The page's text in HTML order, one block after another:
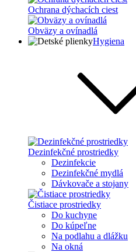
Ochrana dýchacích ciest
Obväzy a ovínadlá
Hygiena
Dezinfekčné prostriedky
Dezinfekcie
Dezinfekčné mydlá
Dávkovače a stojany
Čistiace prostriedky
Do kuchyne
Do kúpeľne
Na podlahu a dlážku
Na okná